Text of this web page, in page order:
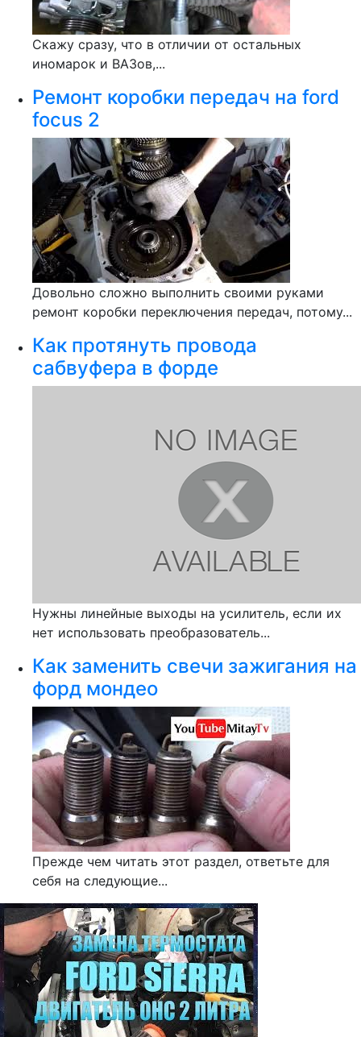
Скажу сразу, что в отличии от остальных
иномарок и ВАЗов,...
Ремонт коробки передач на ford
focus 2
Довольно сложно выполнить своими руками
ремонт коробки переключения передач, потому...
Как протянуть провода
сабвуфера в форде
Нужны линейные выходы на усилитель, если их
нет использовать преобразователь...
Как заменить свечи зажигания на
форд мондео
Прежде чем читать этот раздел, ответьте для
себя на следующие...